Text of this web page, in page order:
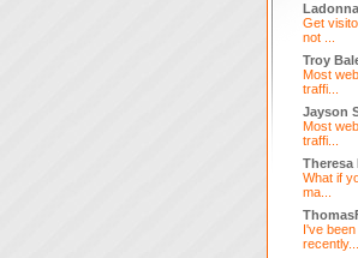
Get
not ...
Troy
Most
traffi...
Jayson
Most
traffi...
Theresa
What if
ma...
I've
recently...